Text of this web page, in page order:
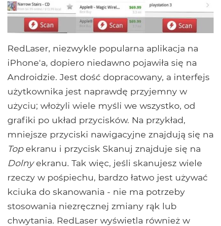
RedLaser, niezwykle popularna aplikacja na
iPhone'a, dopiero niedawno pojawiła się na
Androidzie. Jest dość dopracowany, a interfejs
użytkownika jest naprawdę przyjemny w
użyciu; włożyli wiele myśli we wszystko, od
grafiki po układ przycisków. Na przykład,
mniejsze przyciski nawigacyjne znajdują się na
Topekranu i przycisk Skanuj znajduje się na
Dolnyekranu. Tak więc, jeśli skanujesz wiele
rzeczy w pośpiechu, bardzo łatwo jest używać
kciuka do skanowania - nie ma potrzeby
stosowania niezręcznej zmiany rąk lub
chwytania. RedLaser wyświetla również w